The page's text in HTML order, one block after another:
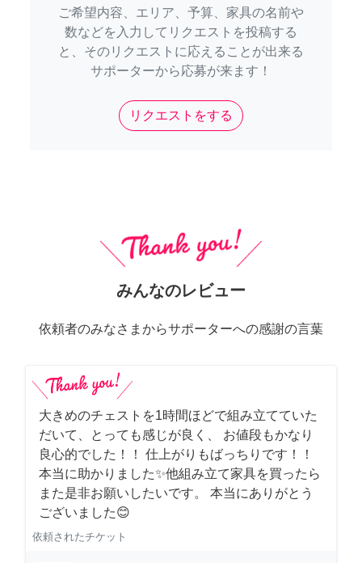
ご希望内容、エリア、予算、家具の名前や
数などを入力してリクエストを投稿する
と、そのリクエストに応えることが出来る
サポーターから応募が来ます！
リクエストをする
みんなのレビュー
依頼者のみなさまからサポーターへの感謝の言葉
大きめのチェストを1時間ほどで組み立てていた
だいて、とっても感じが良く、 お値段もかなり
良心的でした！！ 仕上がりもばっちりです！！
本当に助かりました✨他組み立て家具を買ったら
また是非お願いしたいです。 本当にありがとう
ございました😊
依頼されたチケット